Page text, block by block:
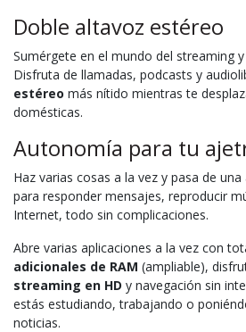
Doble altavoz estéreo
Sumérgete en el mundo del streaming
Disfruta de llamadas, podcasts y
estéreo más nítido mientras te
domésticas.
Autonomía para tu
Haz varias cosas a la vez y pasa de
para responder mensajes, reproducir
Internet, todo sin complicaciones.
Abre varias aplicaciones a la vez con
adicionales de RAM (ampliable),
streaming en HD y navegación sin
estás estudiando, trabajando o
noticias.